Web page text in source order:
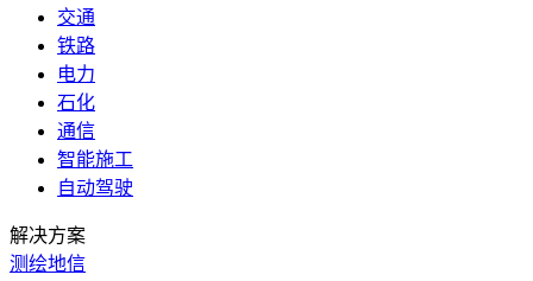
交通
铁路
电力
石化
通信
智能施工
自动驾驶
解决方案
测绘地信